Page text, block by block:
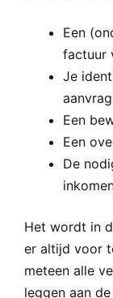
Een
factuur
Je
Een
Een
De
Het wordt in
er altijd voor
meteen alle
leggen aan